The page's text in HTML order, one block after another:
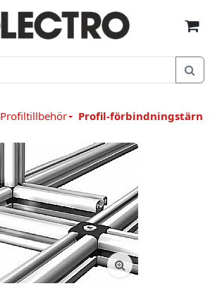
Profiltillbehör Profil-